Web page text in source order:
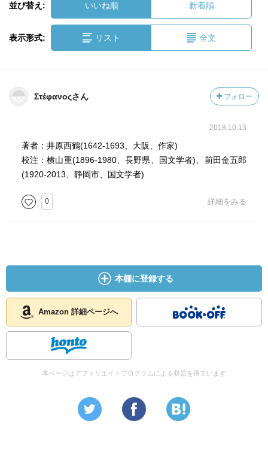
並び替え: いいね順 新着順
表示形式: リスト 全文
Στέφανοςさん フォロー
2018.10.13
著者：井原西鶴(1642-1693、大阪、作家)
校注：横山重(1896-1980、長野県、国文学者)、前田金五郎
(1920-2013、静岡市、国文学者)
0 詳細をみる
本棚に登録する
Amazon 詳細ページへ
本ページはアフィリエイトプログラムによる収益を得ています